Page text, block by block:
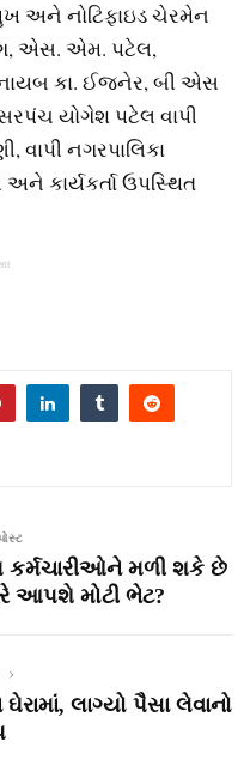
અને નોટિફાઇડ ચેરમેન
એસ. એમ. પટેલ,
કા. ઈજનેર, બી એસ
યોગેશ પટેલ વાપી
વાપી નગરપાલિકા
કાર્યકર્તા ઉપસ્થિત
કર્મચારીઓને મળી શકે છે
આપશે મોટી ભેટ?
લાગ્યો પૈસા લેવાનો